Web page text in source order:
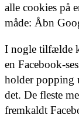
alle cookies på
måde: Åbn
I nogle tilfælde
en Facebook-
holder popping
det. De fleste
fremkaldt